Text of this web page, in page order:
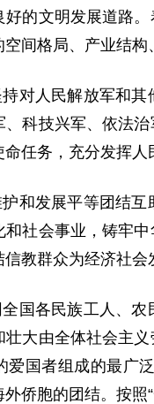
好的文明发展道路
空间格局、产业结
对人民解放军和
、科技兴军、依法
命任务，充分发挥
和发展平等团结
和社会事业，铸牢
教群众为经济社会
国各民族工人、
壮大由全体社会主
爱国者组成的最广
侨胞的团结。按